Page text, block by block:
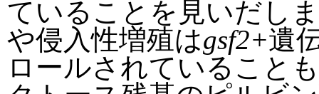
ていることを見いだし
や侵入性増殖はgsf2+遺
ロールされていること